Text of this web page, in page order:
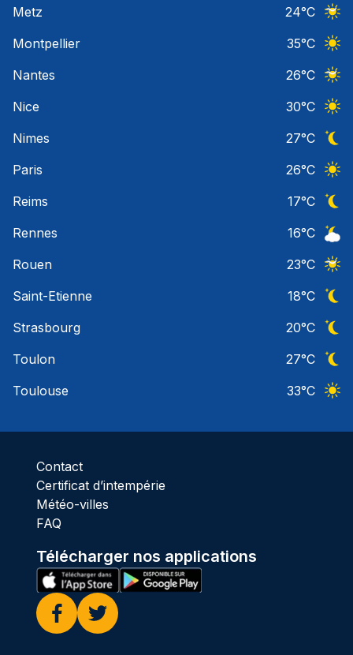
Metz
24°C
Montpellier
35°C
Nantes
26°C
Nice
30°C
Nimes
27°C
Paris
26°C
Reims
17°C
Rennes
16°C
Rouen
23°C
Saint-Etienne
18°C
Strasbourg
20°C
Toulon
27°C
Toulouse
33°C
Contact
Certificat d’intempérie
Météo-villes
FAQ
Télécharger nos applications
Facebook
Twitter